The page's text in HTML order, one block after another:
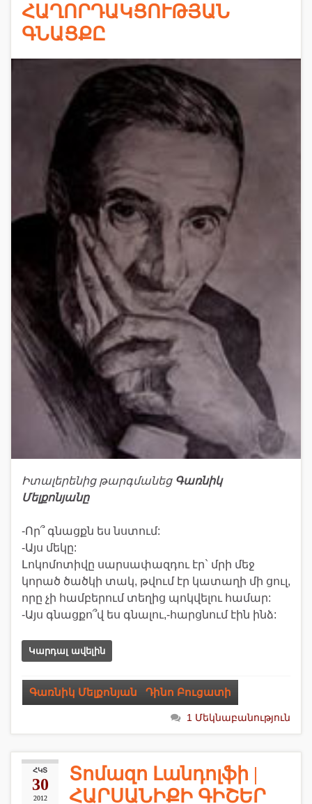
ՀԱՂՈՐԴԱԿՑՈՒԹՅԱՆ
ԳՆԱՑՔԸ
Իտալերենից թարգմանեց Գառնիկ
Մելքոնյանը
-Որ՞ գնացքն ես նստում:
-Այս մեկը:
Լոկոմոտիվը սարսափազդու էր` մրի մեջ
կորած ծածկի տակ, թվում էր կատաղի մի ցուլ,
որը չի համբերում տեղից պոկվելու համար:
-Այս գնացքո՞վ ես գնալու,-հարցնում էին ինձ:
Կարդալ ավելին
Գառնիկ Մելքոնյան Դինո Բուցատի
1 Մեկնաբանություն
ՀԿՏ
30
2012
Տոմազո Լանդոլֆի |
ՀԱՐՍԱՆԻՔԻ ԳԻՇԵՐ